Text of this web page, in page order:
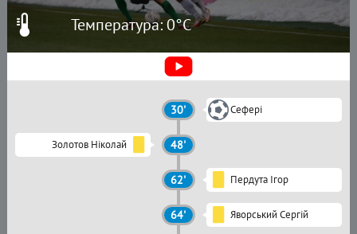
Температура: 0°C
30' Сефері
Золотов Ніколай 48'
62' Пердута Ігор
64' Яворський Сергій